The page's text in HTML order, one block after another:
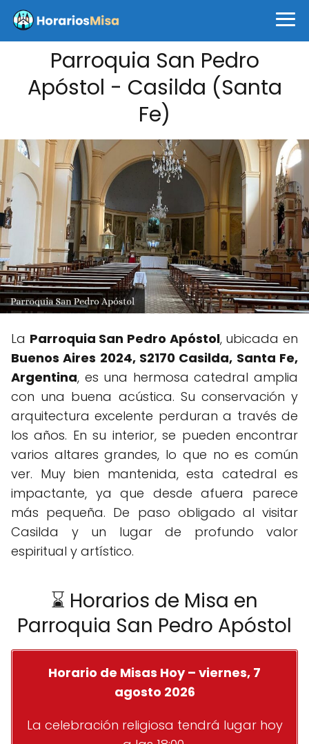
Parroquia San Pedro
Apóstol - Casilda (Santa
Fe)
La Parroquia San Pedro Apóstol, ubicada en
Buenos Aires 2024, S2170 Casilda, Santa Fe,
Argentina, es una hermosa catedral amplia
con una buena acústica. Su conservación y
arquitectura excelente perduran a través de
los años. En su interior, se pueden encontrar
varios altares grandes, lo que no es común
ver. Muy bien mantenida, esta catedral es
impactante, ya que desde afuera parece
más pequeña. De paso obligado al visitar
Casilda y un lugar de profundo valor
espiritual y artístico.
⌛ Horarios de Misa en
Parroquia San Pedro Apóstol
Horario de Misas Hoy – viernes, 7
agosto 2026
La celebración religiosa tendrá lugar hoy